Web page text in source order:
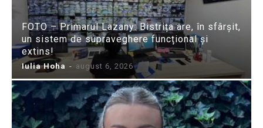
FOTO – Primarul Lazany: Bistrița are, în sfârșit,
un sistem de supraveghere funcțional și
extins!
Iulia Hoha - august 6, 2026